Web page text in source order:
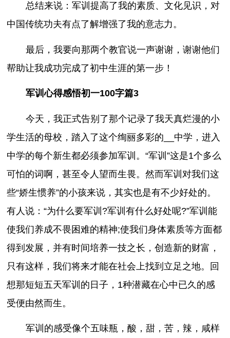
总结来说：军训提高了我的素质、文化见识，对
中国传统功夫有点了解增强了我的意志力。
最后，我要向那两个教官说一声谢谢，谢谢他们
帮助让我成功完成了初中生涯的第一步！
军训心得感悟初一100字篇3
今天，我正式告别了那个记录了我天真烂漫的小
学生活的母校，踏入了这个绚丽多彩的__中学，进入
中学的每个新生都必须参加军训。“军训”这是1个多么
可怕的词啊，甚至令人望而生畏。然而军训对我们这
些“娇生惯养”的小孩来说，其实也是有不少好处的。
有人说：“为什么要军训?军训有什么好处呢?”军训能
使我们养成不畏困难的精神;使我们身体素质等方面都
得到发展，并有时间培养一技之长，创造新的财富，
只有这样，我们将来才能在社会上找到立足之地。回
想那短短五天军训的日子，1种潜藏在心中已久的感
受便由然而生。
军训的感受像个五味瓶，酸，甜，苦，辣，咸样